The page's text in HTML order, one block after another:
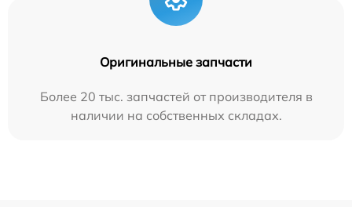
Оригинальные запчасти
Более 20 тыс. запчастей от производителя в
наличии на собственных складах.